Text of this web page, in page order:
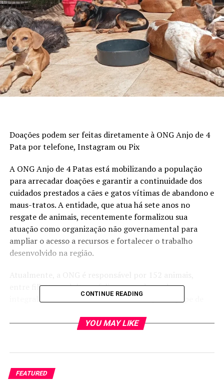
Doações podem ser feitas diretamente à ONG Anjo de 4
Pata por telefone, Instagram ou Pix
A ONG Anjo de 4 Patas está mobilizando a população
para arrecadar doações e garantir a continuidade dos
cuidados prestados a cães e gatos vítimas de abandono e
maus-tratos. A entidade, que atua há sete anos no
resgate de animais, recentemente formalizou sua
atuação como organização não governamental para
ampliar o acesso a recursos e fortalecer o trabalho
desenvolvido na região.
entre filhotes, adultos e felinos, que dependem
integralmente dos cuidados oferecidos pela equipe de
alimentação, medicamentos, produtos de higiene,
CONTINUE READING
YOU MAY LIKE
FEATURED